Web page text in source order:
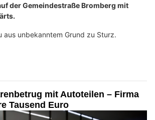
der Gemeindestraße Bromberg mit
aus unbekanntem Grund zu Sturz.
mit Autoteilen – Firma
Tausend Euro